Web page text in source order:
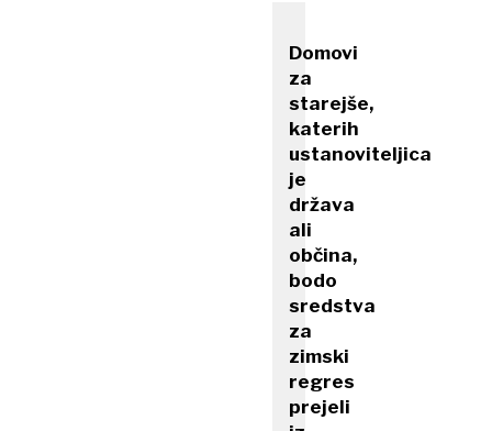
Domovi
za
starejše,
katerih
ustanoviteljica
je
država
ali
občina,
bodo
sredstva
za
zimski
regres
prejeli